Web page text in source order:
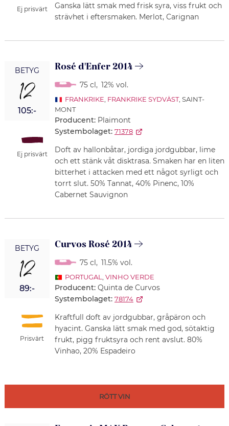
Ej prisvärt
Ganska lätt smak med frisk syra, viss frukt och
strävhet i eftersmaken. Merlot, Carignan
BETYG
12
105:-
Ej prisvärt
Rosé d'Enfer 2014
75 cl, 12% vol.
FRANKRIKE FRANKRIKE SYDVÄST, SAINT-
MONT
Producent: Plaimont
Systembolaget: 71378
Doft av hallonbåtar, jordiga jordgubbar, lime
och ett stänk våt disktrasa. Smaken har en liten
bitterhet i attacken med ett något syrligt och
torrt slut. 50% Tannat, 40% Pinenc, 10%
Cabernet Sauvignon
BETYG
12
89:-
Prisvärt
Curvos Rosé 2014
75 cl, 11.5% vol.
PORTUGAL VINHO VERDE
Producent: Quinta de Curvos
Systembolaget: 78174
Kraftfull doft av jordgubbar, gråpäron och
hyacint. Ganska lätt smak med god, sötaktig
frukt, pigg fruktsyra och rent avslut. 80%
Vinhao, 20% Espadeiro
RÖTT VIN